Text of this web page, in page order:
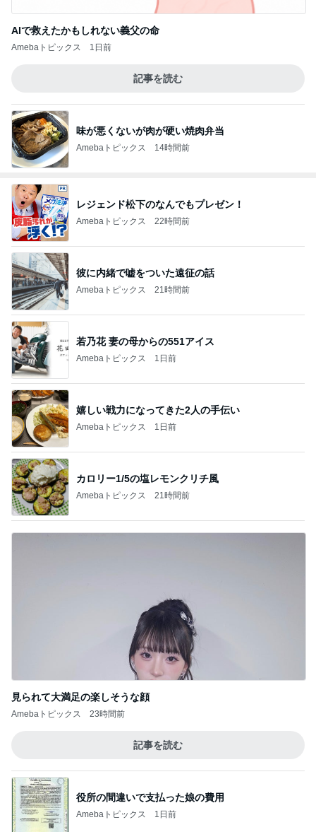
AIで救えたかもしれない義父の命
Amebaトピックス 1日前
記事を読む
味が悪くないが肉が硬い焼肉弁当
Amebaトピックス 14時間前
レジェンド松下のなんでもプレゼン！
Amebaトピックス 22時間前
彼に内緒で嘘をついた遠征の話
Amebaトピックス 21時間前
若乃花 妻の母からの551アイス
Amebaトピックス 1日前
嬉しい戦力になってきた2人の手伝い
Amebaトピックス 1日前
カロリー1/5の塩レモンクリチ風
Amebaトピックス 21時間前
見られて大満足の楽しそうな顔
Amebaトピックス 23時間前
記事を読む
役所の間違いで支払った娘の費用
Amebaトピックス 1日前